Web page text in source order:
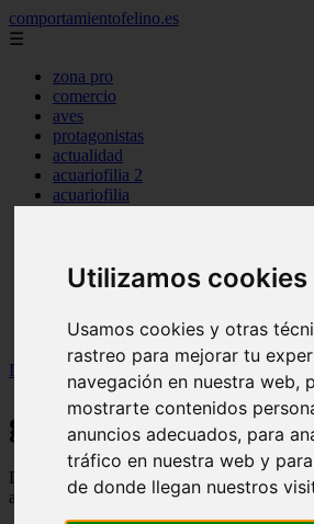
Utilizamos cookies
Usamos cookies y otras
rastreo para mejorar tu
navegación en nuestra web,
mostrarte contenidos
anuncios adecuados, para
tráfico en nuestra web y
de donde llegan nuestros
comportamientofelino.es
☰
zona pro
comercio
aves
protagonistas
actualidad
acuariofilia 2
acuariofilia
novedades
tablon de anuncios
zona pro
Inicio
Página 2
gatos2
Descubre todas las noticias de la categoría
actualizados y contenido de calidad en